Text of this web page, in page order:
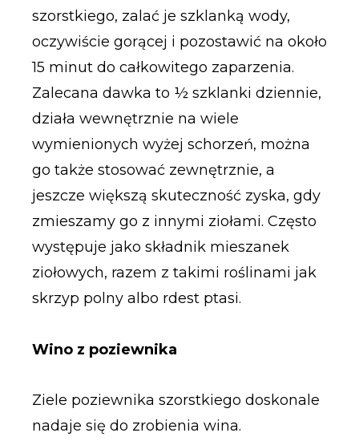
szorstkiego, zalać je szklanką wody,
oczywiście gorącej i pozostawić na około
15 minut do całkowitego zaparzenia.
Zalecana dawka to ½ szklanki dziennie,
działa wewnętrznie na wiele
wymienionych wyżej schorzeń, można
go także stosować zewnętrznie, a
jeszcze większą skuteczność zyska, gdy
zmieszamy go z innymi ziołami. Często
występuje jako składnik mieszanek
ziołowych, razem z takimi roślinami jak
skrzyp polny albo rdest ptasi.
Wino z poziewnika
Ziele poziewnika szorstkiego doskonale
nadaje się do zrobienia wina.